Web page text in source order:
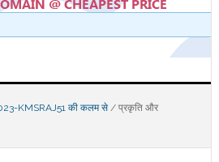
KMSRAJ51 की कलम से /प्रकृति और